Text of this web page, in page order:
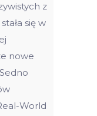
z
się w
nowe
World